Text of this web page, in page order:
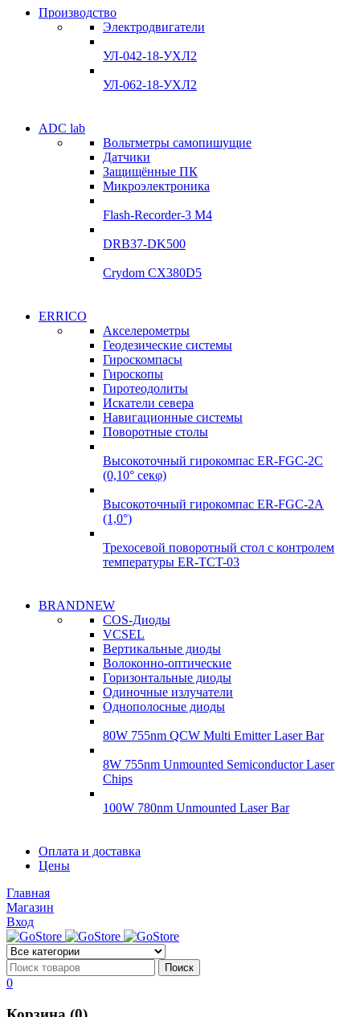
Склад
Подробнее
Гироскопы
Производство
Электродвигатели
УЛ-042-18-УХЛ2
УЛ-062-18-УХЛ2
УЛ-04 УЛ-06
Подробнее
УЛ-04 УЛ-06
Подробнее
ADC lab
Вольтметры самопишущие
Датчики
Защищённые ПК
Микроэлектроника
Flash-Recorder-3 М4
DRB37-DK500
Crydom CX380D5
ADClab
Подробнее
ADClab
Подробнее
ERRICO
Акселерометры
Геодезические системы
Гироскомпасы
Гироскопы
Гиротеодолиты
Искатели севера
Навигационные системы
Поворотные столы
Высокоточный гирокомпас ER-FGC-2C
(0,10° секφ)
Высокоточный гирокомпас ER-FGC-2A
(1,0°)
Трехосевой поворотный стол с контролем
температуры ER-TCT-03
Гироскопы
Подробнее
Надежные поставки
Гироскопы
Подробнее
BRANDNEW
COS-Диоды
VCSEL
Вертикальные диоды
Волоконно-оптические
Горизонтальные диоды
Одиночные излучатели
Однополосные диоды
80W 755nm QCW Multi Emitter Laser Bar
8W 755nm Unmounted Semiconductor Laser
Chips
100W 780nm Unmounted Laser Bar
Диоды
Оплата и доставка
Цены
Главная
Магазин
Вход
0